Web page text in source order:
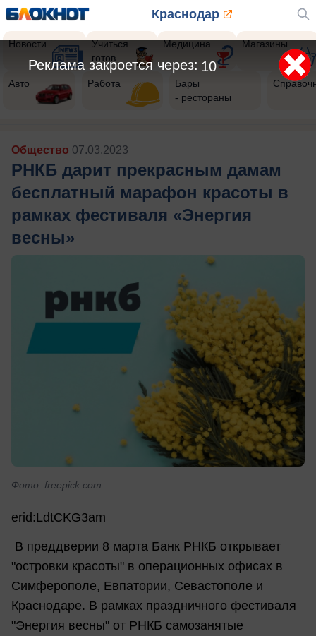
Краснодар
Новости
Учиться
готов
Медицина Магазины
Авто Работа
Бары
- рестораны
Общество 07.03.2023
РНКБ дарит прекрасным дамам
бесплатный марафон красоты в
рамках фестиваля «Энергия
весны»
Фото: freepick.com
erid:LdtCKG3am
В преддверии 8 марта Банк РНКБ открывает
"островки красоты" в операционных офисах в
Симферополе, Евпатории, Севастополе и
Краснодаре. В рамках праздничного фестиваля
"Энергия весны" от РНКБ самозанятые
8
Реклама закроется через: